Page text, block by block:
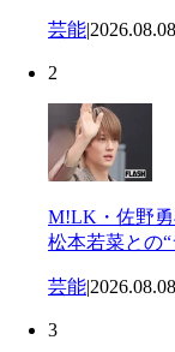
芸能|2026.08.08
2
M!LK・佐野
松本若菜との
芸能|2026.08.08
3